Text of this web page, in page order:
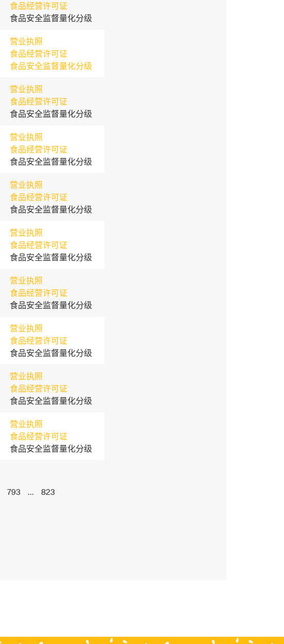
食品经营许可证
食品安全监督量化分级
营业执照
食品经营许可证
食品安全监督量化分级
营业执照
食品经营许可证
食品安全监督量化分级
营业执照
食品经营许可证
食品安全监督量化分级
营业执照
食品经营许可证
食品安全监督量化分级
营业执照
食品经营许可证
食品安全监督量化分级
营业执照
食品经营许可证
食品安全监督量化分级
营业执照
食品经营许可证
食品安全监督量化分级
营业执照
食品经营许可证
食品安全监督量化分级
营业执照
食品经营许可证
食品安全监督量化分级
793 ... 823